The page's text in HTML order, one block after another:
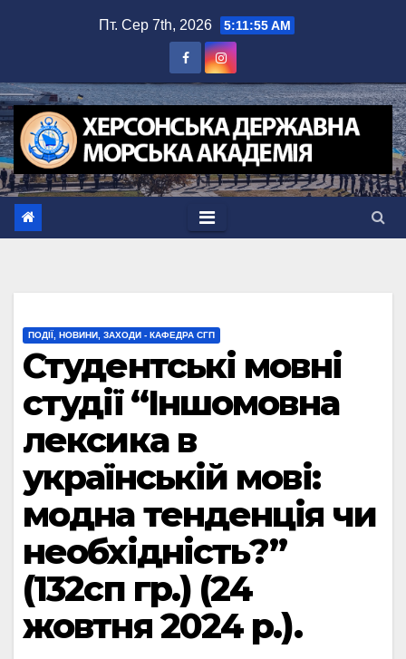
Пт. Сер 7th, 2026 5:11:56 AM
ПОДІЇ, НОВИНИ, ЗАХОДИ - КАФЕДРА СГП
Студентські мовні
студії “Іншомовна
лексика в
українській мові:
модна тенденція чи
необхідність?”
(132сп гр.) (24
жовтня 2024 р.).